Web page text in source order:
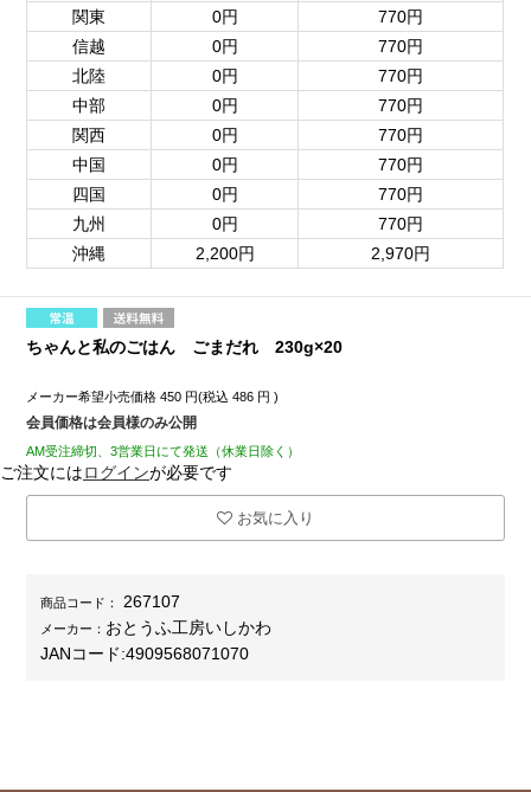
関東
0円
770円
信越
0円
770円
北陸
0円
770円
中部
0円
770円
関西
0円
770円
中国
0円
770円
四国
0円
770円
九州
0円
770円
沖縄
2,200円 2,970円
ちゃんと私のごはん ごまだれ 230g×20
メーカー希望小売価格 450 円(税込486 円 )
会員価格は会員様のみ公開
AM受注締切、3営業日にて発送（休業日除く）
ご注文にはログインが必要です
お気に入り
商品コード： 267107
メーカー： おとうふ工房いしかわ
JANコード:4909568071070